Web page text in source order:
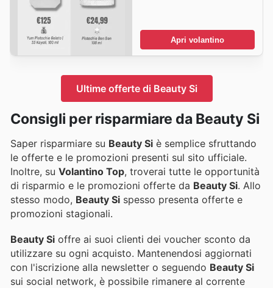
Apri volantino
Ultime offerte di Beauty Si
Consigli per risparmiare da Beauty Si
Saper risparmiare su Beauty Si è semplice sfruttando
le offerte e le promozioni presenti sul sito ufficiale.
Inoltre, su Volantino Top, troverai tutte le opportunità
di risparmio e le promozioni offerte da Beauty Si. Allo
stesso modo, Beauty Si spesso presenta offerte e
promozioni stagionali.
Beauty Si offre ai suoi clienti dei voucher sconto da
utilizzare su ogni acquisto. Mantenendosi aggiornati
con l'iscrizione alla newsletter o seguendo Beauty Si
sui social network, è possibile rimanere al corrente